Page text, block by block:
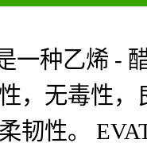
一种乙烯 -
，无毒性，
韧性。